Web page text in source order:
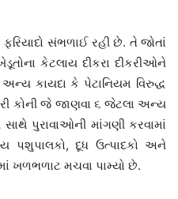
ફરિયાદો સંભળાઈ રહી છે. તે જોતાં
કેટલાય દીકરા દીકરીઓને
કાયદા કે પેટાનિયમ વિરુદ્ધ
કોની જે જાણવા ૬ જેટલા અન્ય
સાથે પુરાવાઓની માંગણી કરવામાં
પશુપાલકો, દૂધ ઉત્પાદકો અને
ખળભળાટ મચવા પામ્યો છે.